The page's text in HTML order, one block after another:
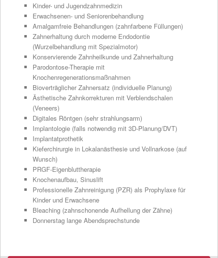
Kinder- und Jugendzahnmedizin
Erwachsenen- und Seniorenbehandlung
Amalgamfreie Behandlungen (zahnfarbene Füllungen)
Zahnerhaltung durch moderne Endodontie
(Wurzelbehandlung mit Spezialmotor)
Konservierende Zahnheilkunde und Zahnerhaltung
Parodontose-Therapie mit
Knochenregenerationsmaßnahmen
Bioverträglicher Zahnersatz (individuelle Planung)
Ästhetische Zahnkorrekturen mit Verblendschalen
(Veneers)
Digitales Röntgen (sehr strahlungsarm)
Implantologie (falls notwendig mit 3D-Planung/DVT)
Implantatprothetik
Kieferchirurgie in Lokalanästhesie und Vollnarkose (auf
Wunsch)
PRGF-Eigenbluttherapie
Knochenaufbau, Sinuslift
Professionelle Zahnreinigung (PZR) als Prophylaxe für
Kinder und Erwachsene
Bleaching (zahnschonende Aufhellung der Zähne)
Donnerstag lange Abendsprechstunde